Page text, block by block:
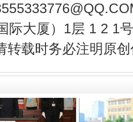
际大厦）1层 1 2 1
转载时务必注明原
刚被判无期 从幼